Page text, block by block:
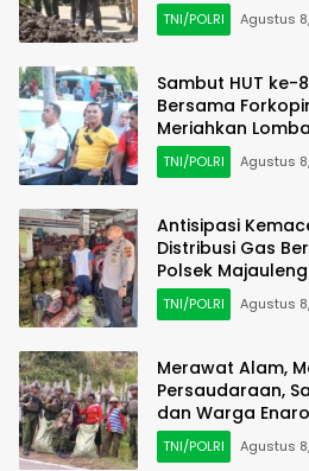
TNI/POLRI Agustus
Sambut HUT ke-
Bersama
Meriahkan
TNI/POLRI Agustus
Antisipasi
Distribusi Gas
Polsek
TNI/POLRI Agustus
Merawat Alam,
Persaudaraan,
dan Warga
Bersih, Indonesia
TNI/POLRI Agustus